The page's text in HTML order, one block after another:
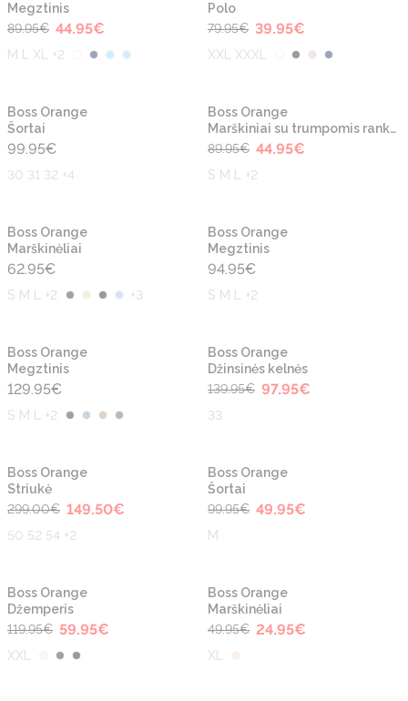
Megztinis
89.95€ 44.95€
M L XL +2
Polo
79.95€ 39.95€
XXL XXXL
Boss Orange
Šortai
99.95€
30 31 32 +4
-50%
Boss Orange
Marškiniai su trumpomis rankovėmis
89.95€ 44.95€
S M L +2
Boss Orange
Marškinėliai
62.95€
S M L +2 +3
Boss Orange
Megztinis
94.95€
S M L +2
Boss Orange
Megztinis
129.95€
S M L +2
-30%
Boss Orange
Džinsinės kelnės
139.95€ 97.95€
33
-50%
Boss Orange
Striukė
299.00€ 149.50€
50 52 54 +2
-50%
Boss Orange
Šortai
99.95€ 49.95€
M
-50%
Boss Orange
Džemperis
119.95€ 59.95€
XXL
-50%
Boss Orange
Marškinėliai
49.95€ 24.95€
XL